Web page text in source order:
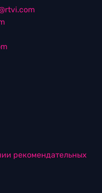
рекомендательных